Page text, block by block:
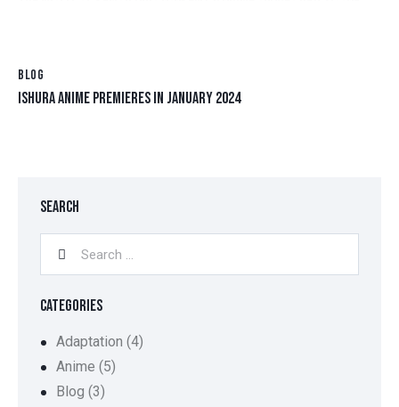
BLOG
ISHURA ANIME PREMIERES IN JANUARY 2024
SEARCH
CATEGORIES
Adaptation (4)
Anime (5)
Blog (3)